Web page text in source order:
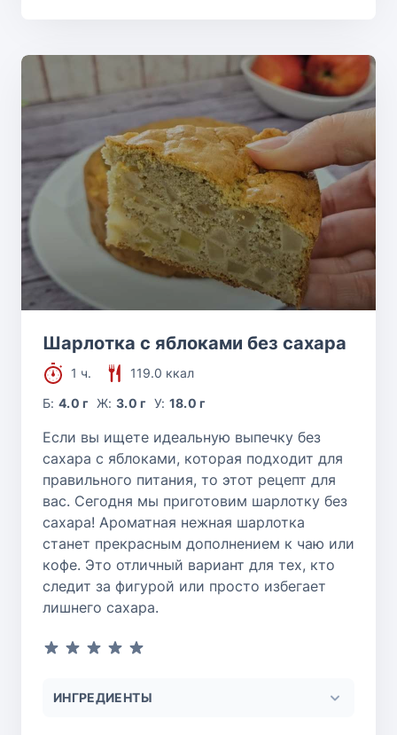
Шарлотка с яблоками без сахара
1 ч.
119.0 ккал
Б:4.0 г Ж: 3.0 г У: 18.0 г
Если вы ищете идеальную выпечку без
сахара с яблоками, которая подходит для
правильного питания, то этот рецепт для
вас. Сегодня мы приготовим шарлотку без
сахара! Ароматная нежная шарлотка
станет прекрасным дополнением к чаю или
кофе. Это отличный вариант для тех, кто
следит за фигурой или просто избегает
лишнего сахара.
ИНГРЕДИЕНТЫ